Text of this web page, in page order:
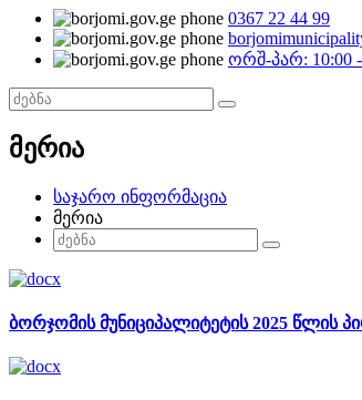
0367 22 44 99
ორშ-პარ: 10:00 -
მერია
საჯარო ინფორმაცია
მერია
ბორჯომის მუნიციპალიტეტის 2025 წლის